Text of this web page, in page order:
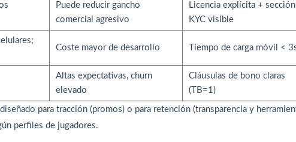
Puede reducir gancho
comercial agresivo
Licencia explícita + sección
KYC visible
Coste mayor de desarrollo Tiempo de carga móvil <
Altas expectativas, churn
elevado
Cláusulas de bono claras
(TB=1)
para tracción (promos) o para retención (transparencia y
perfiles de jugadores.